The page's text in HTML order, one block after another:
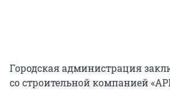
Городская администрация
со строительной компанией